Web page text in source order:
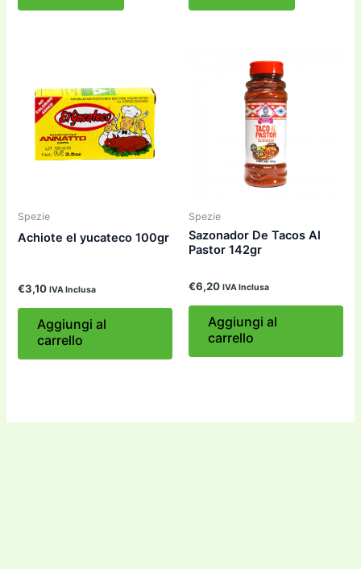
Spezie
Achiote el yucateco 100gr
€3,10 IVA Inclusa
Aggiungi al
carrello
Spezie
Sazonador De Tacos Al
Pastor 142gr
€6,20 IVA Inclusa
Aggiungi al
carrello